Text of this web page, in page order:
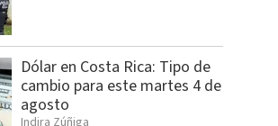
Dólar en Costa Rica: Tipo de
cambio para este martes 4 de
agosto